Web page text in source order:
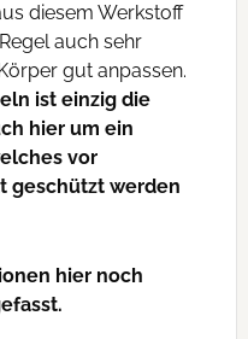
diesem Werkstoff
auch sehr
gut anpassen.
ist einzig die
hier um ein
vor
geschützt werden
hier noch